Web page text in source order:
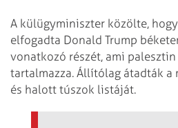
A külügyminiszter közölte,
elfogadta Donald Trump
vonatkozó részét, ami
tartalmazza. Állítólag átadták a
és halott túszok listáját.